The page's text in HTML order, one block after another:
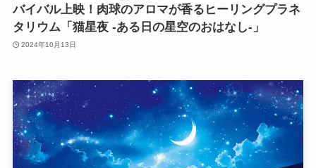
バイバル上映！肉球のアロマが香るヒーリングプラネ
タリウム「猫星夜 -ある日の星空のおはなし-」
2024年10月13日